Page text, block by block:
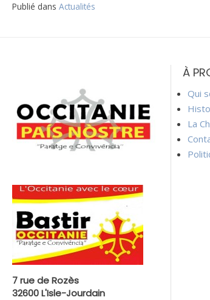
Publié dans Actualités
l’article
7 rue de Rozès
32600 L'Isle-Jourdain
À
Qui
La